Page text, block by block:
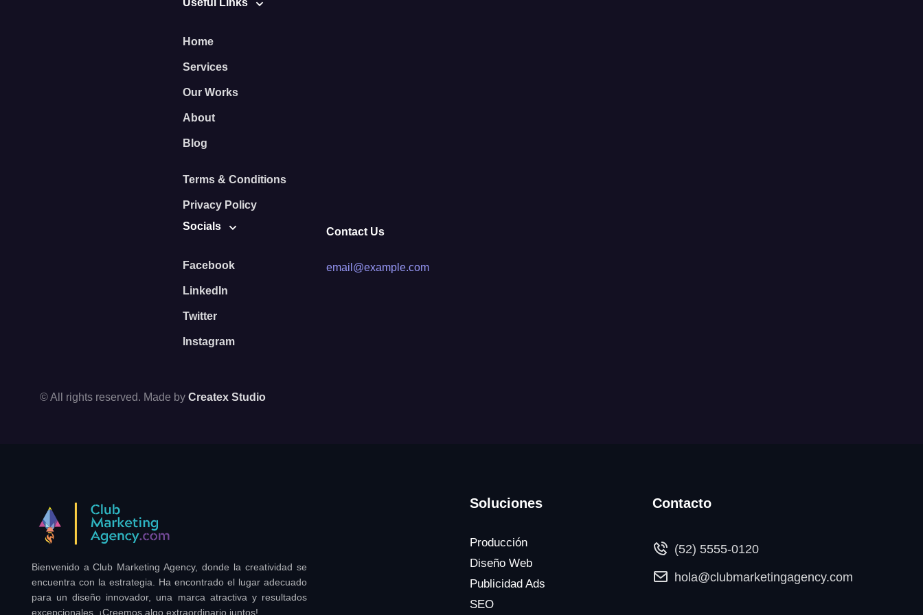
Useful Links
Home
Services
Our Works
About
Blog
Terms & Conditions
Privacy Policy
Socials
Facebook
LinkedIn
Twitter
Instagram
Contact Us
email@example.com
© All rights reserved. Made by Createx Studio
Bienvenido a Club Marketing Agency, donde la creatividad se
encuentra con la estrategia. Ha encontrado el lugar adecuado
para un diseño innovador, una marca atractiva y resultados
excepcionales. ¡Creemos algo extraordinario juntos!
Soluciones
Producción
Diseño Web
Publicidad Ads
SEO
Contacto
(52) 5555-0120
hola@clubmarketingagency.com